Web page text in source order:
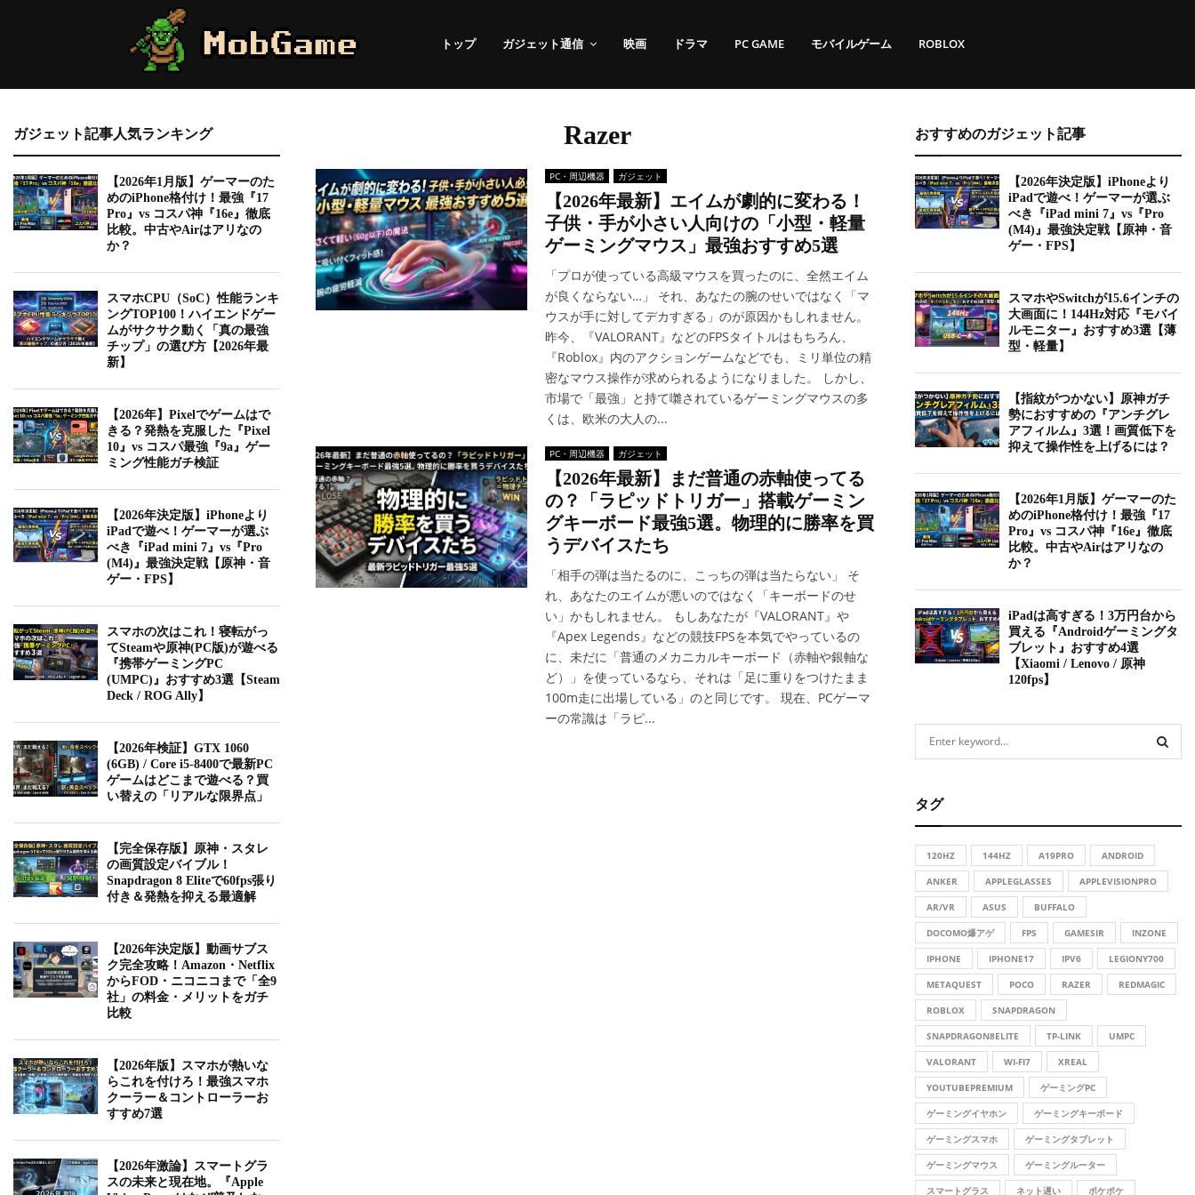
トップ ガジェット通信 映画 ドラマ PC GAME モバイルゲーム ROBLOX
Razer
PC・周辺機器 ガジェット
【2026年最新】エイムが劇的に変わる！
子供・手が小さい人向けの「小型・軽量
ゲーミングマウス」最強おすすめ5選
「プロが使っている高級マウスを買ったのに、全然エイム
が良くならない…」 それ、あなたの腕のせいではなく「マ
ウスが手に対してデカすぎる」のが原因かもしれません。
昨今、『VALORANT』などのFPSタイトルはもちろん、
『Roblox』内のアクションゲームなどでも、ミリ単位の精
密なマウス操作が求められるようになりました。 しかし、
市場で「最強」と持て囃されているゲーミングマウスの多
くは、欧米の大人の...
PC・周辺機器 ガジェット
【2026年最新】まだ普通の赤軸使ってる
の？「ラピッドトリガー」搭載ゲーミン
グキーボード最強5選。物理的に勝率を買
うデバイスたち
「相手の弾は当たるのに、こっちの弾は当たらない」 そ
れ、あなたのエイムが悪いのではなく「キーボードのせ
い」かもしれません。 もしあなたが『VALORANT』や
『Apex Legends』などの競技FPSを本気でやっているの
に、未だに「普通のメカニカルキーボード（赤軸や銀軸な
ど）」を使っているなら、それは「足に重りをつけたまま
100m走に出場している」のと同じです。 現在、PCゲーマ
ーの常識は「ラピ...
ガジェット記事人気ランキング
【2026年1月版】ゲーマーのた
めのiPhone格付け！最強『17
Pro』vs コスパ神『16e』徹底
比較。中古やAirはアリなの
か？
スマホCPU（SoC）性能ランキ
ングTOP100！ハイエンドゲー
ムがサクサク動く「真の最強
チップ」の選び方【2026年最
新】
【2026年】Pixelでゲームはで
きる？発熱を克服した『Pixel
10』vs コスパ最強『9a』ゲー
ミング性能ガチ検証
【2026年決定版】iPhoneより
iPadで遊べ！ゲーマーが選ぶ
べき『iPad mini 7』vs『Pro
(M4)』最強決定戦【原神・音
ゲー・FPS】
スマホの次はこれ！寝転がっ
てSteamや原神(PC版)が遊べる
『携帯ゲーミングPC
(UMPC)』おすすめ3選【Steam
Deck / ROG Ally】
【2026年検証】GTX 1060
(6GB) / Core i5-8400で最新PC
ゲームはどこまで遊べる？買
い替えの「リアルな限界点」
【完全保存版】原神・スタレ
の画質設定バイブル！
Snapdragon 8 Eliteで60fps張り
付き＆発熱を抑える最適解
【2026年決定版】動画サブス
ク完全攻略！Amazon・Netflix
からFOD・ニコニコまで「全9
社」の料金・メリットをガチ
比較
【2026年版】スマホが熱いな
らこれを付けろ！最強スマホ
クーラー＆コントローラーお
すすめ7選
【2026年激論】スマートグラ
スの未来と現在地。『Apple
おすすめのガジェット記事
【2026年決定版】iPhoneより
iPadで遊べ！ゲーマーが選ぶ
べき『iPad mini 7』vs『Pro
(M4)』最強決定戦【原神・音
ゲー・FPS】
スマホやSwitchが15.6インチの
大画面に！144Hz対応『モバイ
ルモニター』おすすめ3選【薄
型・軽量】
【指紋がつかない】原神ガチ
勢におすすめの『アンチグレ
アフィルム』3選！画質低下を
抑えて操作性を上げるには？
【2026年1月版】ゲーマーのた
めのiPhone格付け！最強『17
Pro』vs コスパ神『16e』徹底
比較。中古やAirはアリなの
か？
iPadは高すぎる！3万円台から
買える『Androidゲーミングタ
ブレット』おすすめ4選
【Xiaomi / Lenovo / 原神
120fps】
c
h
f
o
:
C
H
タグ
120HZ 144HZ A19PRO ANDROID
ANKER APPLEGLASSES APPLEVISIONPRO
AR/VR ASUS BUFFALO
DOCOMO爆アゲ FPS GAMESIR INZONE
IPHONE IPHONE17 IPV6 LEGIONY700
METAQUEST POCO RAZER REDMAGIC
ROBLOX SNAPDRAGON
SNAPDRAGON8ELITE TP-LINK UMPC
VALORANT WI-FI7 XREAL
YOUTUBEPREMIUM ゲーミングPC
ゲーミングイヤホン ゲーミングキーボード
ゲーミングスマホ ゲーミングタブレット
ゲーミングマウス ゲーミングルーター
スマートグラス ネット遅い ポケポケ